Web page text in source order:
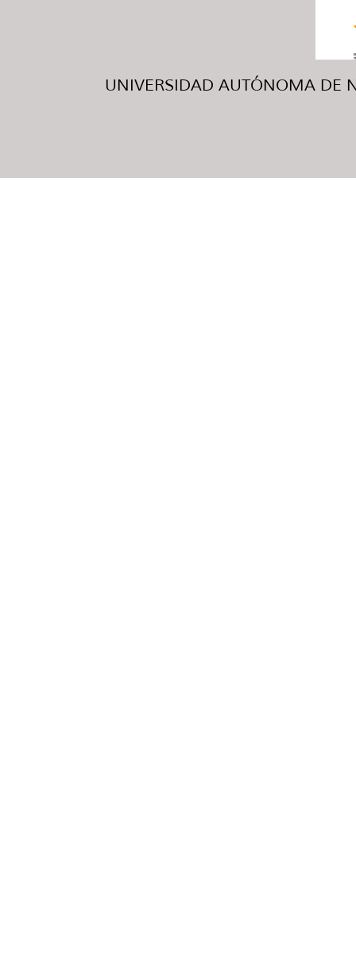
UNIVERSIDAD AUTÓNOMA DE